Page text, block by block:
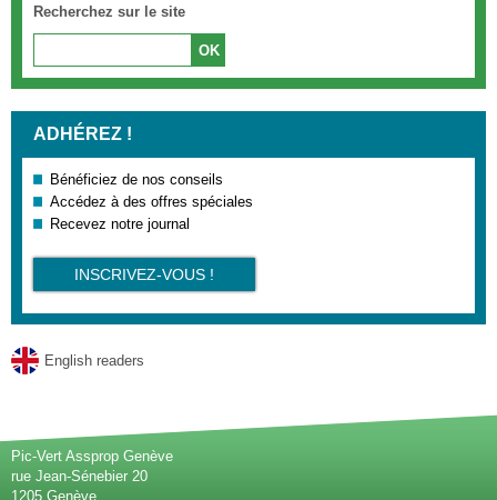
Recherchez sur le site
ADHÉREZ !
Bénéficiez de nos conseils
Accédez à des offres spéciales
Recevez notre journal
INSCRIVEZ-VOUS !
English readers
Pic-Vert Assprop Genève
rue Jean-Sénebier 20
1205 Genève